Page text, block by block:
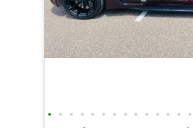
• • • • • • • • • • • • • •